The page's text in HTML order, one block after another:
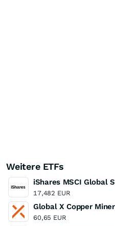
Weitere ETFs
17,482 EUR
60,65 EUR